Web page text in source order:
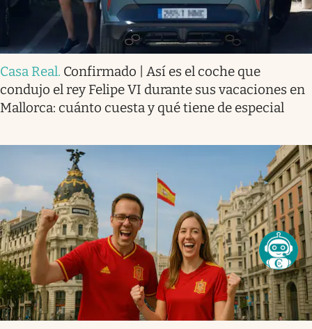
Casa Real. Confirmado | Así es el coche que
condujo el rey Felipe VI durante sus vacaciones en
Mallorca: cuánto cuesta y qué tiene de especial